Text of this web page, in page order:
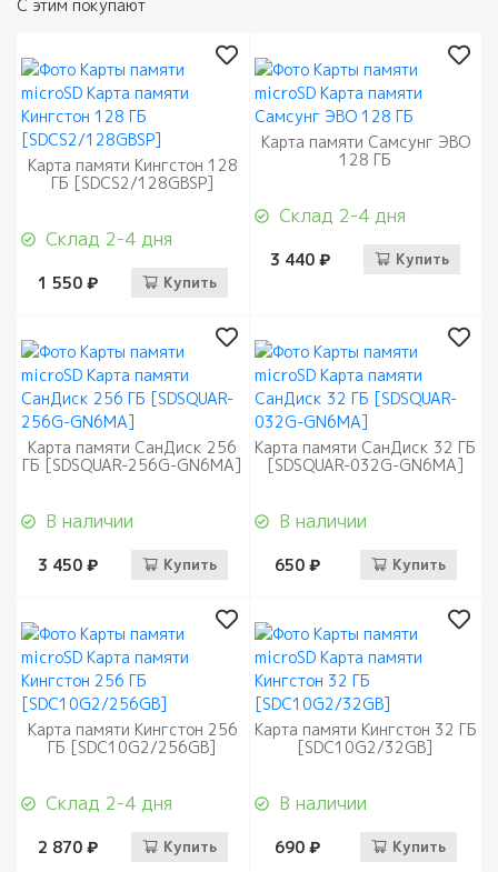
С этим покупают
Карта памяти Кингстон 128
ГБ [SDCS2/128GBSP]
Склад 2-4 дня
1 550 ₽ Купить
Карта памяти Самсунг ЭВО
128 ГБ
Склад 2-4 дня
3 440 ₽ Купить
Карта памяти СанДиск 256
ГБ [SDSQUAR-256G-GN6MA]
В наличии
3 450 ₽ Купить
Карта памяти СанДиск 32 ГБ
[SDSQUAR-032G-GN6MA]
В наличии
650 ₽ Купить
Карта памяти Кингстон 256
ГБ [SDC10G2/256GB]
Склад 2-4 дня
2 870 ₽ Купить
Карта памяти Кингстон 32 ГБ
[SDC10G2/32GB]
В наличии
690 ₽ Купить